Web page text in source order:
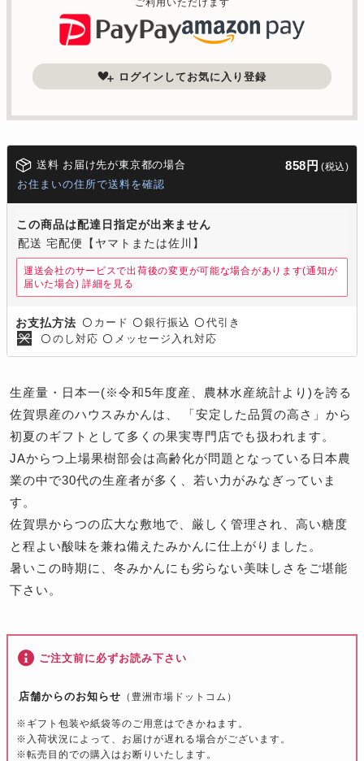
ご利用いただけます
ログインしてお気に入り登録
送料 お届け先が東京都の場合 858円 (税込)
お住まいの住所で送料を確認
この商品は配達日指定が出来ません
配送 宅配便【ヤマトまたは佐川】
運送会社のサービスで出荷後の変更が可能な場合があります(通知が
届いた場合) 詳細を見る
お支払方法 〇 カード 〇 銀行振込 〇 代引き
〇 のし対応 〇 メッセージ入れ対応
生産量・日本一(※令和5年度産、農林水産統計より)を誇る
佐賀県産のハウスみかんは、 「安定した品質の高さ」から
初夏のギフトとして多くの果実専門店でも扱われます。
JAからつ上場果樹部会は高齢化が問題となっている日本農
業の中で30代の生産者が多く、若い力がみなぎっていま
す。
佐賀県からつの広大な敷地で、厳しく管理され、高い糖度
と程よい酸味を兼ね備えたみかんに仕上がりました。
暑いこの時期に、冬みかんにも劣らない美味しさをご堪能
下さい。
ご注文前に必ずお読み下さい
店舗からのお知らせ （豊洲市場ドットコム）
※ギフト包装や紙袋等のご用意はできかねます。
※入荷状況によって、お届けが遅れる場合がございます。
※転売目的での購入はお断りいたします。